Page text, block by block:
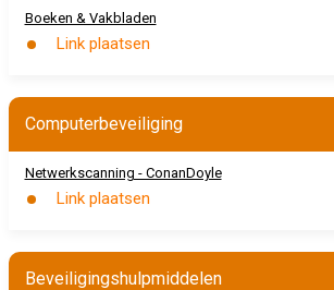
Boeken & Vakbladen
Link plaatsen
Computerbeveiliging
Netwerkscanning - ConanDoyle
Link plaatsen
Beveiligingshulpmiddelen